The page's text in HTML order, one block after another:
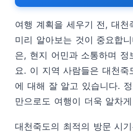
여행 계획을 세우기 전, 대천
미리 알아보는 것이 중요합
은, 현지 어민과 소통하며 정
요. 이 지역 사람들은 대천죽
에 대해 잘 알고 있습니다.
만으로도 여행이 더욱 알차
대천죽도의 최적의 방문 시